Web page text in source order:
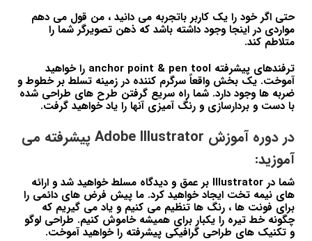
حتی اگر خود را یک کاربر باتجربه می دانید ، من قول می دهم
مواردی در اینجا وجود داشته باشد که ذهن تصویرگر شما را
متلاطم کند.
ترفندهای پیشرفته anchor point & pen tool را خواهید
آموخت. یک بخش واقعاً سرگرم کننده در زمینه تسلط بر خطوط و
ضربه ها وجود دارد. شما راه سریع گرفتن طرح های طراحی شده
با دست و بردارسازی و رنگ آمیزی آنها را یاد خواهید گرفت.
در دوره آموزش Adobe Illustrator پیشرفته می
آموزید:
شما در Illustrator بر عمق و دیدگاه مسلط خواهید شد و ارائه
های نیمه تخت ایجاد خواهید کرد. ما پیش فرض های دائمی را
برای فونت ها ، رنگ ها تنظیم می کنیم و یاد می گیریم که
چگونه خط تیره را یکبار برای همیشه خاموش کنیم. طراحی لوگو
و تکنیک های طراحی گرافیکی پیشرفته را خواهید آموخت.